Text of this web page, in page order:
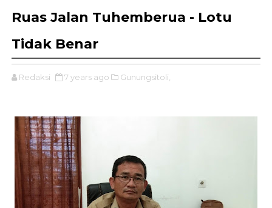
Ruas Jalan Tuhemberua - Lotu
Tidak Benar
Redaksi 7 years ago Gunungsitoli,